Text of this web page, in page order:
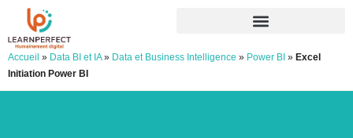
Accueil » Data BI et IA» Data et Business Intelligence » Power BI » Excel
Initiation Power BI